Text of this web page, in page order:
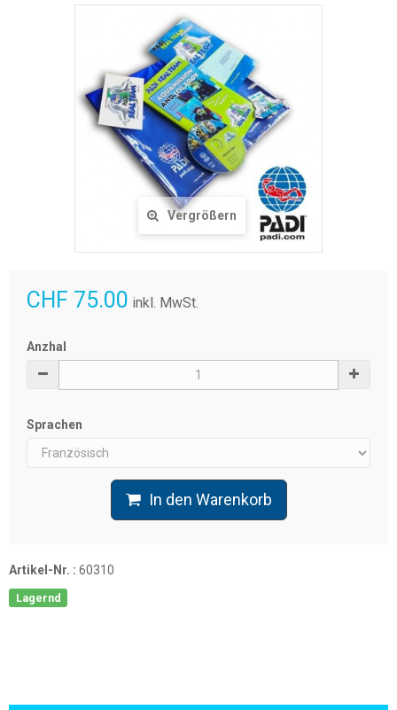
Vergrößern
CHF 75.00 inkl. MwSt.
Anzhal
Sprachen
In den Warenkorb
Artikel-Nr. : 60310
Lagernd